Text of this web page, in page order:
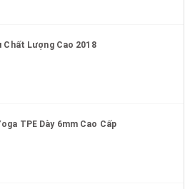
Chất Lượng Cao 2018
TPE Dày 6mm Cao Cấp